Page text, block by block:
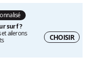
surf ?
et ailerons
CHOISIR